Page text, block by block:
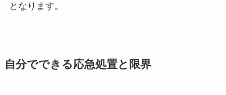
となります。
自分でできる応急処置と限界